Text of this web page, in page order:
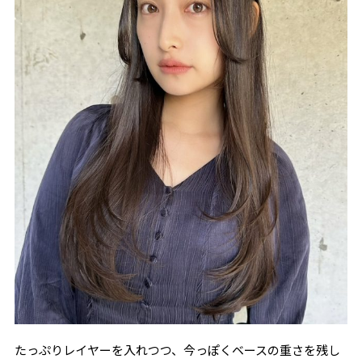
たっぷりレイヤーを入れつつ、今っぽくベースの重さを残し